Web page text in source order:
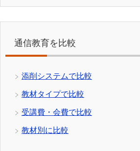
通信教育を比較
添削システムで比較
教材タイプで比較
受講費・会費で比較
教材別に比較